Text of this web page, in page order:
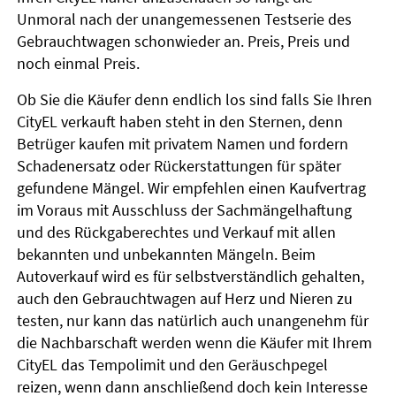
Unmoral nach der unangemessenen Testserie des
Gebrauchtwagen schonwieder an. Preis, Preis und
noch einmal Preis.
Ob Sie die Käufer denn endlich los sind falls Sie Ihren
CityEL verkauft haben steht in den Sternen, denn
Betrüger kaufen mit privatem Namen und fordern
Schadenersatz oder Rückerstattungen für später
gefundene Mängel. Wir empfehlen einen Kaufvertrag
im Voraus mit Ausschluss der Sachmängelhaftung
und des Rückgaberechtes und Verkauf mit allen
bekannten und unbekannten Mängeln. Beim
Autoverkauf wird es für selbstverständlich gehalten,
auch den Gebrauchtwagen auf Herz und Nieren zu
testen, nur kann das natürlich auch unangenehm für
die Nachbarschaft werden wenn die Käufer mit Ihrem
CityEL das Tempolimit und den Geräuschpegel
reizen, wenn dann anschließend doch kein Interesse